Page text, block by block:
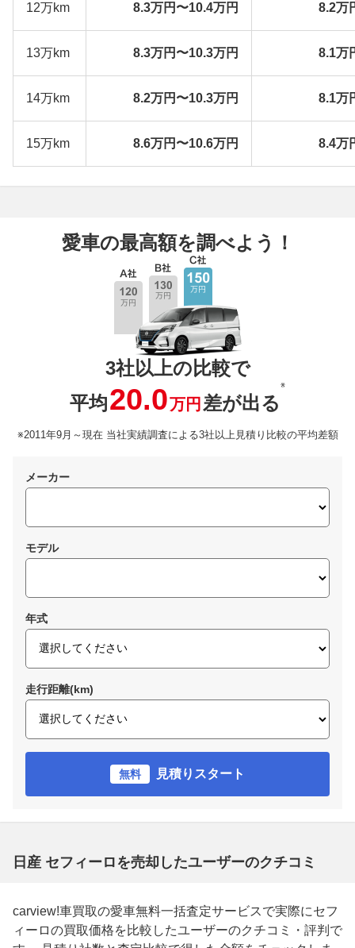
12万km 8.3万円〜10.4万円 8.2万
13万km 8.3万円〜10.3万円 8.1万
14万km 8.2万円〜10.3万円 8.1万
15万km 8.6万円〜10.6万円 8.4万
愛車の最高額を調べよう！
3社以上の比較で
平均20.0万円 差が出る
※
※2011年9月～現在 当社実績調査による3社以上見積り比較の平均差額
メーカー
モデル
年式
走行距離(km)
無料 見積りスタート
日産 セフィーロを売却したユーザーのクチコミ
carview!車買取の愛車無料一括査定サービスで実際にセフ
ィーロの買取価格を比較したユーザーのクチコミ・評判で